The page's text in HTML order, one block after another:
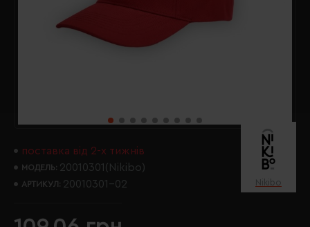
поставка від 2-х тижнів
МОДЕЛЬ: 20010301(Nikibo)
АРТИКУЛ: 20010301-02 Nikibo